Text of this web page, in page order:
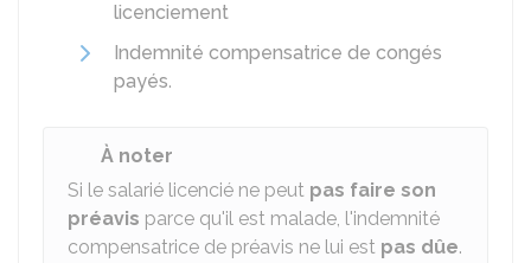
licenciement
Indemnité compensatrice de congés
payés.
À noter
Si le salarié licencié ne peut pas faire son
préavis parce qu'il est malade, l'indemnité
compensatrice de préavis ne lui est pas dûe.